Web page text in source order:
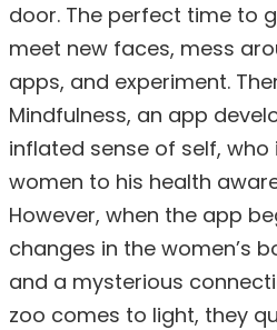
door. The perfect time to
meet new faces, mess
apps, and experiment.
Mindfulness, an app
inflated sense of self,
women to his health
However, when the app
changes in the women’s
and a mysterious
zoo comes to light, they